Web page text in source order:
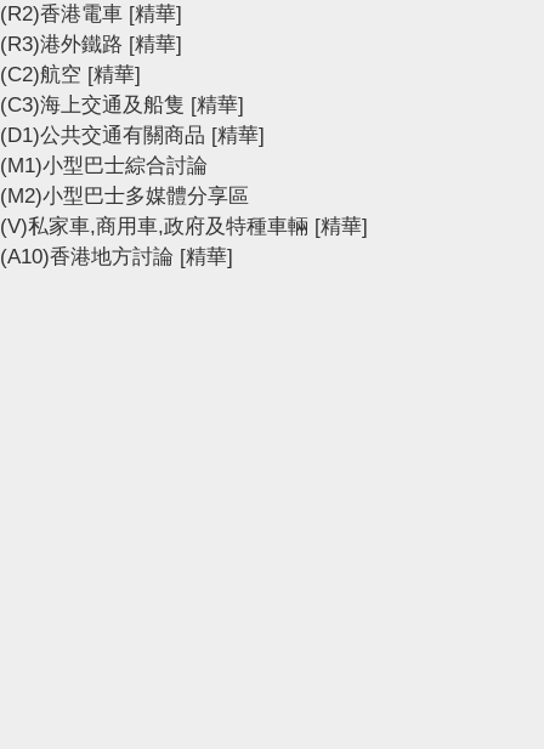
(R2)香港電車 [精華]
(R3)港外鐵路 [精華]
(C2)航空 [精華]
(C3)海上交通及船隻 [精華]
(D1)公共交通有關商品 [精華]
(M1)小型巴士綜合討論
(M2)小型巴士多媒體分享區
(V)私家車,商用車,政府及特種車輛 [精華]
(A10)香港地方討論 [精華]